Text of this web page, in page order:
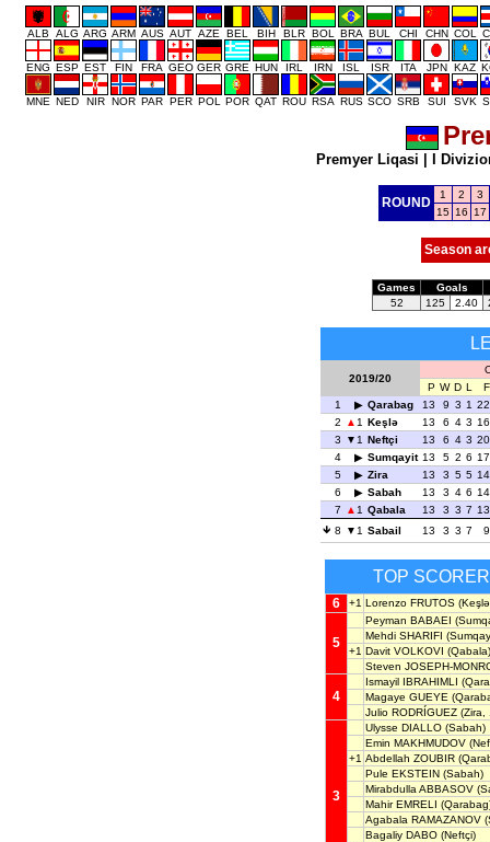
ALB ALG ARG ARM AUS AUT AZE BEL BIH BLR BOL BRA BUL CHI CHN COL
ENG ESP EST FIN FRA GEO GER GRE HUN IRL IRN ISL ISR ITA JPN KAZ
MNE NED NIR NOR PAR PER POL POR QAT ROU RSA RUS SCO SRB SUI SVK
Premyer Liqasi I
ROUND
1 2
3
15 16 17
Season
Games
Goals
52
125 2.40
2019/20
P W D L
F
1
Qarabag 13 9 3 1 22
2
1 Keşlə 13 6 4 3 16
3
1 Neftçi 13 6 4 3 20
4
Sumqayit 13 5 2 6 17
5
Zira 13 3 5 5 14
6
Sabah 13 3 4 6 14
7
1 Qabala 13 3 3 7 13
8
1 Sabail 13 3 3 7 9
TOP
6 +1 Lorenzo FRUTOS
5
Peyman BABAEI
Mehdi SHARIFI
+1 Davit VOLKOVI (Qabala)
Steven JOSEPH-
4
Ismayil IBRAHIMLI
Magaye GUEYE
Julio RODRÍGUEZ (Zira,
3
Ulysse DIALLO (Sabah)
Emin MAKHMUDOV
+1 Abdellah ZOUBIR
Pule EKSTEIN (Sabah)
Mirabdulla ABBASOV
Mahir EMRELI
Agabala RAMAZANOV
Bagaliy DABO (Neftçi)